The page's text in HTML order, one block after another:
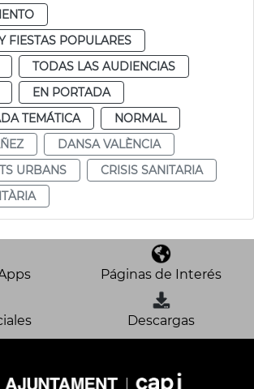
FIESTAS POPULARES
TODAS LAS AUDIENCIAS
EN PORTADA
TEMÁTICA
NORMAL
DANSA VALÈNCIA
URBANS
CRISIS SANITARIA
Páginas de Interés
Descargas